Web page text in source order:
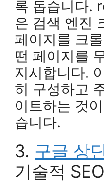
록 돕습니다.
은 검색 엔진
페이지를 크
떤 페이지를
지시합니다.
히 구성하고
이트하는 것
습니다.
3. 구글 상
기술적